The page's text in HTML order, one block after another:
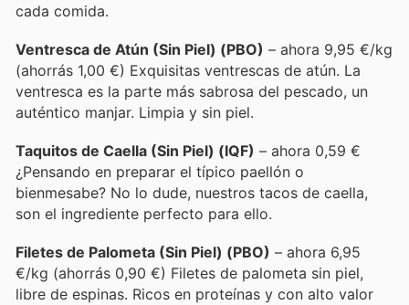
cada comida.
Ventresca de Atún (Sin Piel) (PBO) – ahora 9,95 €/kg
(ahorrás 1,00 €) Exquisitas ventrescas de atún. La
ventresca es la parte más sabrosa del pescado, un
auténtico manjar. Limpia y sin piel.
Taquitos de Caella (Sin Piel) (IQF) – ahora 0,59 €
¿Pensando en preparar el típico paellón o
bienmesabe? No lo dude, nuestros tacos de caella,
son el ingrediente perfecto para ello.
Filetes de Palometa (Sin Piel) (PBO) – ahora 6,95
€/kg (ahorrás 0,90 €) Filetes de palometa sin piel,
libre de espinas. Ricos en proteínas y con alto valor